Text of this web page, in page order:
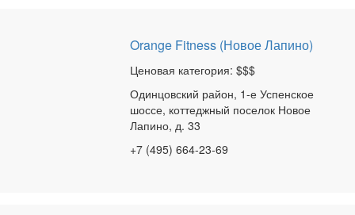
Orange Fitness (Новое Лапино)
Ценовая категория: $$$
Одинцовский район, 1-е Успенское
шоссе, коттеджный поселок Новое
Лапино, д. 33
+7 (495) 664-23-69